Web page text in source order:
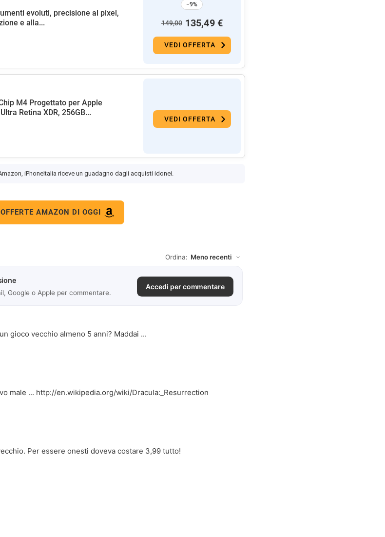
evoluti, precisione al pixel,
e alla...
−9%
149,00 135,49 €
VEDI OFFERTA
M4 Progettato per Apple
Retina XDR, 256GB...
VEDI OFFERTA
iPhoneItalia riceve un guadagno dagli acquisti idonei.
OFFERTE AMAZON DI OGGI
Ordina:
Google o Apple per commentare.
Accedi per commentare
gioco vecchio almeno 5 anni? Maddai ...
male ... http://en.wikipedia.org/wiki/Dracula:_Resurrection
Per essere onesti doveva costare 3,99 tutto!